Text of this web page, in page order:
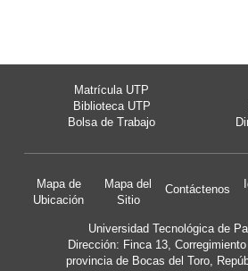
Matrícula UTP
Biblioteca UTP
Bolsa de Trabajo
Mapa de
Ubicación
Mapa del
Sitio
Contáctenos
Universidad Tecnológica de
Dirección: Finca 13,
provincia de Bocas del Toro,